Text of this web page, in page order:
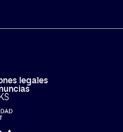
legales